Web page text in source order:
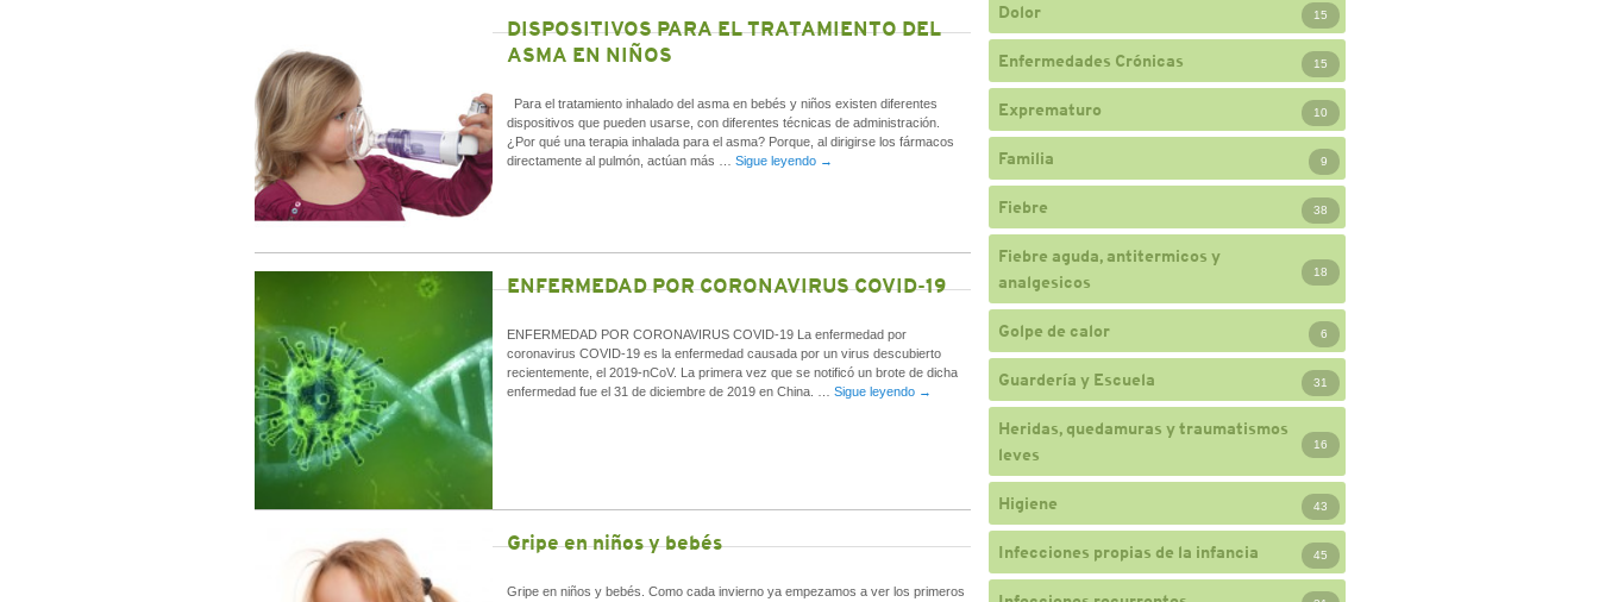
DISPOSITIVOS PARA EL TRATAMIENTO DEL
ASMA EN NIÑOS
Para el tratamiento inhalado del asma en bebés y niños existen diferentes
dispositivos que pueden usarse, con diferentes técnicas de administración.
¿Por qué una terapia inhalada para el asma? Porque, al dirigirse los fármacos
directamente al pulmón, actúan más … Sigue leyendo →
ENFERMEDAD POR CORONAVIRUS COVID-19
ENFERMEDAD POR CORONAVIRUS COVID-19 La enfermedad por
coronavirus COVID-19 es la enfermedad causada por un virus descubierto
recientemente, el 2019-nCoV. La primera vez que se notificó un brote de dicha
enfermedad fue el 31 de diciembre de 2019 en China. … Sigue leyendo →
Gripe en niños y bebés
Gripe en niños y bebés. Como cada invierno ya empezamos a ver los primeros
Dolor 15
Enfermedades Crónicas 15
Exprematuro 10
Familia 9
Fiebre 38
Fiebre aguda, antitermicos y
analgesicos
18
Golpe de calor 6
Guardería y Escuela 31
Heridas, quedamuras y traumatismos
leves
16
Higiene 43
Infecciones propias de la infancia 45